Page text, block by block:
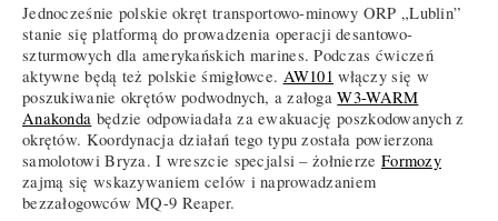
Jednocześnie polskie okręt transportowo-minowy ORP „Lublin”
stanie się platformą do prowadzenia operacji desantowo-
szturmowych dla amerykańskich marines. Podczas ćwiczeń
aktywne będą też polskie śmigłowce. AW101 włączy się w
poszukiwanie okrętów podwodnych, a załogaW3-WARM
Anakonda będzie odpowiadała za ewakuację poszkodowanych z
okrętów. Koordynacja działań tego typu została powierzona
samolotowi Bryza. I wreszcie specjalsi – żołnierze Formozy
zajmą się wskazywaniem celów i naprowadzaniem
bezzałogowców MQ-9 Reaper.